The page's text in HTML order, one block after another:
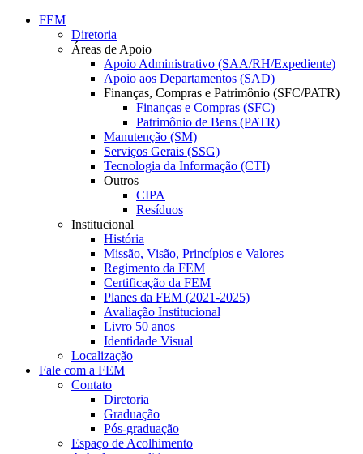
Conteúdo principal
FEM
Diretoria
Áreas de Apoio
Apoio Administrativo (SAA/RH/Expediente)
Apoio aos Departamentos (SAD)
Finanças, Compras e Patrimônio (SFC/PATR)
Finanças e Compras (SFC)
Patrimônio de Bens (PATR)
Manutenção (SM)
Serviços Gerais (SSG)
Tecnologia da Informação (CTI)
Outros
CIPA
Resíduos
Institucional
História
Missão, Visão, Princípios e Valores
Regimento da FEM
Certificação da FEM
Planes da FEM (2021-2025)
Avaliação Institucional
Livro 50 anos
Identidade Visual
Localização
Fale com a FEM
Contato
Diretoria
Graduação
Pós-graduação
Espaço de Acolhimento